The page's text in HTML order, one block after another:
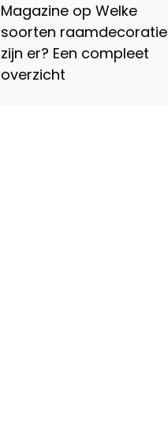
Magazine op Welke
soorten raamdecoratie
zijn er? Een compleet
overzicht